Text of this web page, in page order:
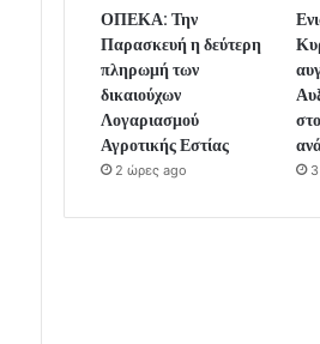
ΟΠΕΚΑ: Την
Παρασκευή η δεύτερη
πληρωμή των
δικαιούχων
Λογαριασμού
Αγροτικής Εστίας
2 ώρες ago